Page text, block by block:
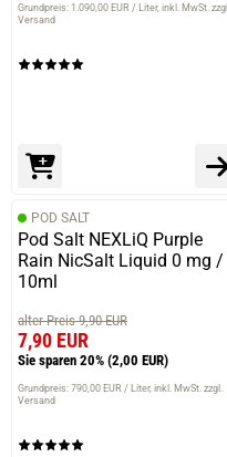
Grundpreis: 1.090,00 EUR / Liter inkl. MwSt. zzgl.
Versand
POD SALT
Pod Salt NEXLiQ Purple
Rain NicSalt Liquid 0 mg /
10ml
alter Preis 9,90 EUR
7,90 EUR
Sie sparen 20% (2,00 EUR)
Grundpreis: 790,00 EUR / Liter inkl. MwSt. zzgl.
Versand